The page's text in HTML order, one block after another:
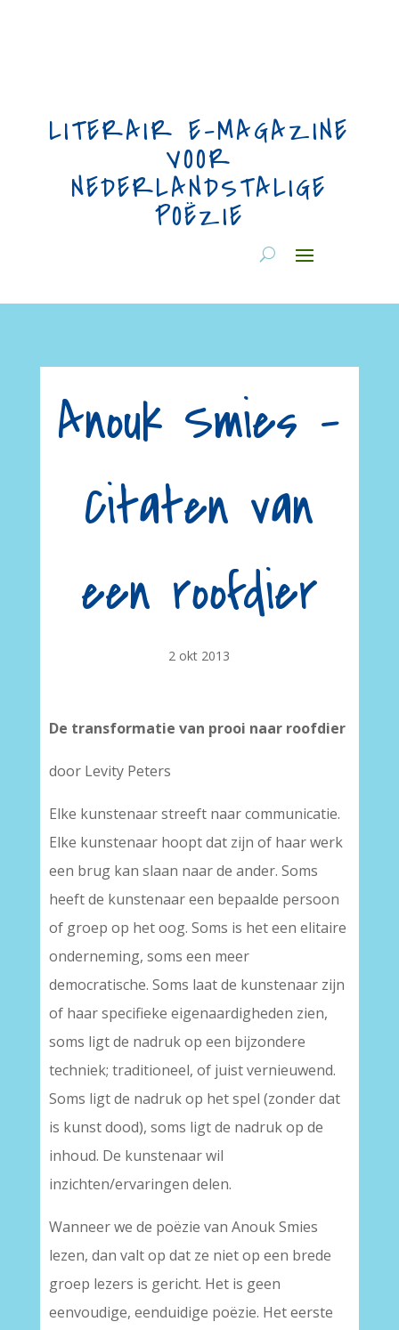
LITERAIR E-MAGAZINE
VOOR
NEDERLANDSTALIGE
POËZIE
Anouk Smies –
Citaten van
een roofdier
2 okt 2013
De transformatie van prooi naar roofdier
door Levity Peters
Elke kunstenaar streeft naar communicatie.
Elke kunstenaar hoopt dat zijn of haar werk
een brug kan slaan naar de ander. Soms
heeft de kunstenaar een bepaalde persoon
of groep op het oog. Soms is het een elitaire
onderneming, soms een meer
democratische. Soms laat de kunstenaar zijn
of haar specifieke eigenaardigheden zien,
soms ligt de nadruk op een bijzondere
techniek; traditioneel, of juist vernieuwend.
Soms ligt de nadruk op het spel (zonder dat
is kunst dood), soms ligt de nadruk op de
inhoud. De kunstenaar wil
inzichten/ervaringen delen.
Wanneer we de poëzie van Anouk Smies
lezen, dan valt op dat ze niet op een brede
groep lezers is gericht. Het is geen
eenvoudige, eenduidige poëzie. Het eerste